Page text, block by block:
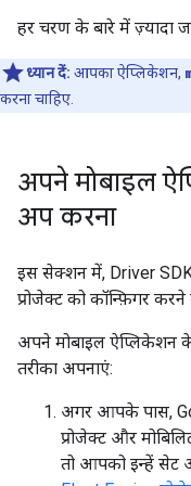
हर चरण के बारे में ज़्यादा
ध्यान दें: आपका ऐप्लिकेशन,
करना चाहिए.
अपने मोबाइल
अप करना
इस सेक्शन में, Driver
प्रोजेक्ट को कॉन्फ़िगर करने
अपने मोबाइल ऐप्लिकेशन
तरीका अपनाएं:
अगर आपके पास,
प्रोजेक्ट और
तो आपको इन्हें सेट